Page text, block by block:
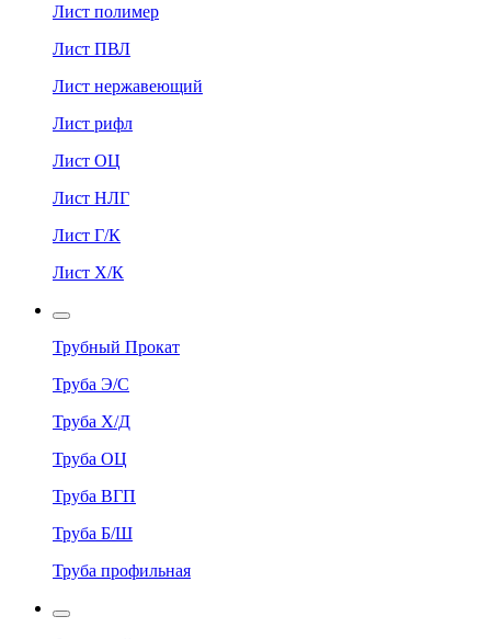
Лист полимер
Лист ПВЛ
Лист нержавеющий
Лист рифл
Лист ОЦ
Лист НЛГ
Лист Г/К
Лист Х/К
Трубный Прокат
Труба Э/С
Труба Х/Д
Труба ОЦ
Труба ВГП
Труба Б/Ш
Труба профильная